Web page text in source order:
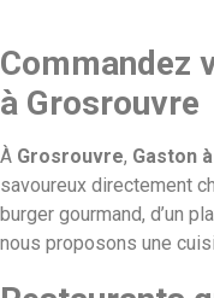
Commandez
à Grosrouvre
À Grosrouvre, Gaston
savoureux directement
burger gourmand, d’un
nous proposons une